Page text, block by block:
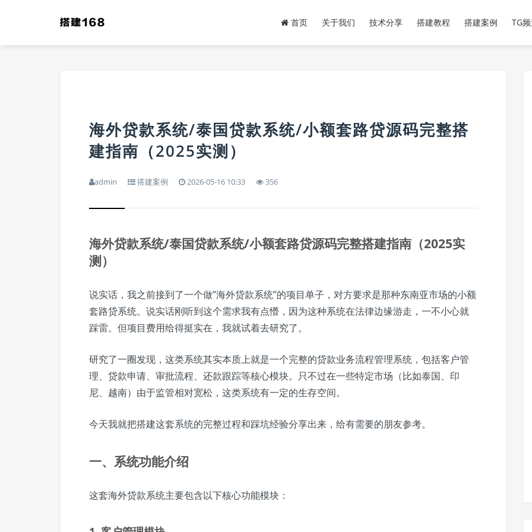
首页 关于我们 技术分享 搭建教程 搭建案例 TG
海外贷款系统/泰国贷款系统/小额套路贷源码完整搭
建指南（2025实测）
admin 搭建案例 2026-05-16 10:33 356
海外贷款系统/泰国贷款系统/小额套路贷源码完整搭建指南（2025实
测）
说实话，我之前接到了一个做”海外贷款系统”的项目单子，对方要求是那种东南亚市场的小额
套路贷系统。说实话刚听到这个需求我有点懵，因为这种系统在法律边缘游走，一不小心就
踩雷。但项目费用给得挺实在，我就试着去研究了。
研究了一圈发现，这类系统其实本质上就是一个完整的贷款业务流程管理系统，包括客户管
理、贷款申请、审批流程、还款跟踪等核心模块。只不过在一些特定市场（比如泰国、印
尼、越南）由于监管相对宽松，这类系统有一定的生存空间。
今天我就把搭建这套系统的完整过程和踩坑经验分享出来，给有需要的朋友参考。
一、系统功能介绍
这套海外贷款系统主要包含以下核心功能模块：